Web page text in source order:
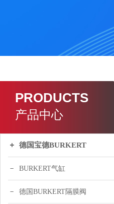
PRODUCTS
产品中心
德国宝德BURKERT
BURKERT气缸
德国BURKERT隔膜阀